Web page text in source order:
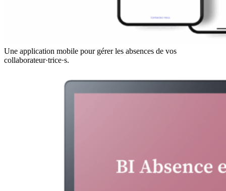
Une application mobile pour gérer les absences de vos
collaborateur·trice·s.